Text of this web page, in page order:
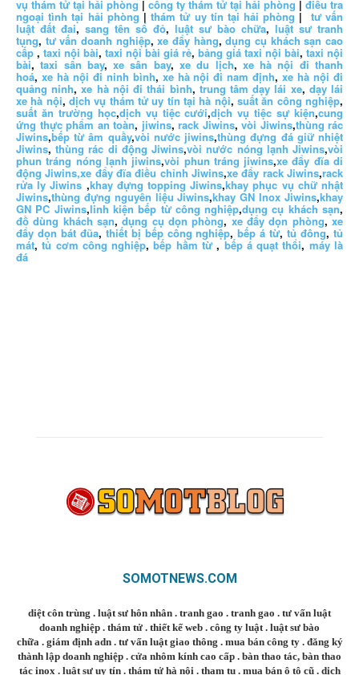
vụ thám tử tại hải phòng | công ty thám tử tại hải phòng | điều tra
ngoại tình tại hải phòng |thám tử uy tín tại hải phòng | tư vấn
luật đất đai, sang tên sổ đỏ, luật sư bào chữa, luật sư tranh
tụng, tư vấn doanh nghiệp,xe đẩy hàng,dụng cụ khách sạn cao
cấp , taxi nội bài, taxi nội bài giá rẻ, bảng giá taxi nội bài, taxi nội
bài,taxi sân bay,xe sân bay,xe du lịch, xe hà nội đi thanh
hoá, xe hà nội đi ninh bình, xe hà nội đi nam định,xe hà nội đi
quảng ninh,xe hà nội đi thái bình, trung tâm dạy lái xe, dạy lái
xe hà nội,dịch vụ thám tử uy tín tại hà nội,suất ăn công nghiệp,
suất ăn trường học,dịch vụ tiệc cưới,dịch vụ tiệc sự kiện,cung
ứng thực phẩm an toàn, jiwins, rack Jiwins, vòi Jiwins,thùng rác
Jiwins,bếp từ âm quầy,vòi nước jiwins,thùng đựng đá giữ nhiệt
Jiwins,thùng rác di động Jiwins,vòi nước nóng lạnh Jiwins,vòi
phun tráng nóng lạnh jiwins,vòi phun tráng jiwins,xe đẩy đĩa di
động Jiwins,xe đẩy đĩa điều chỉnh Jiwins,xe đẩy rack Jiwins,rack
rửa ly Jiwins ,khay đựng topping Jiwins,khay phục vụ chữ nhật
Jiwins,thùng đựng nguyên liệu Jiwins,khay GN Inox Jiwins,khay
GN PC Jiwins,linh kiện bếp từ công nghiệp,dụng cụ khách sạn,
đồ dùng khách sạn,dụng cụ dọn phòng, xe đẩy dọn phòng,xe
đẩy dọn bát đũa, thiết bị bếp công nghiệp,bếp á từ,tủ đông,tủ
mát,tủ cơm công nghiệp,bếp hầm từ , bếp á quạt thổi, máy là
đá
SOMOTNEWS.COM
diệt côn trùng . luật sư hôn nhân . tranh gao . tranh gao . tư vấn luật
doanh nghiệp . thám tử . thiết kế web . công ty luật. luật sư bào
chữa. giám định adn. tư vấn luật giao thông . mua bán công ty. đăng ký
thành lập doanh nghiệp . cửa nhôm kính cao cấp . bàn thao tác, bàn thao
tác inox. luật sư uy tín. thám tử hà nội. tham tu. mua bán ô tô cũ. dịch